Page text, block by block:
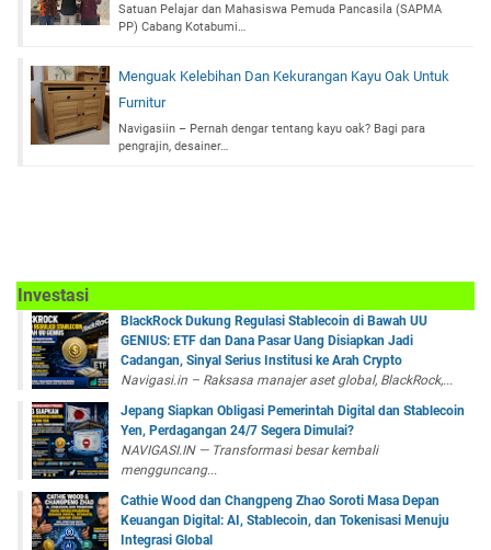
Satuan Pelajar dan Mahasiswa Pemuda Pancasila (SAPMA
PP) Cabang Kotabumi…
Menguak Kelebihan Dan Kekurangan Kayu Oak Untuk
Furnitur
Navigasiin – Pernah dengar tentang kayu oak? Bagi para
pengrajin, desainer…
Investasi
BlackRock Dukung Regulasi Stablecoin di Bawah UU
GENIUS: ETF dan Dana Pasar Uang Disiapkan Jadi
Cadangan, Sinyal Serius Institusi ke Arah Crypto
Navigasi.in – Raksasa manajer aset global, BlackRock,...
Jepang Siapkan Obligasi Pemerintah Digital dan Stablecoin
Yen, Perdagangan 24/7 Segera Dimulai?
NAVIGASI.IN — Transformasi besar kembali
mengguncang...
Cathie Wood dan Changpeng Zhao Soroti Masa Depan
Keuangan Digital: AI, Stablecoin, dan Tokenisasi Menuju
Integrasi Global